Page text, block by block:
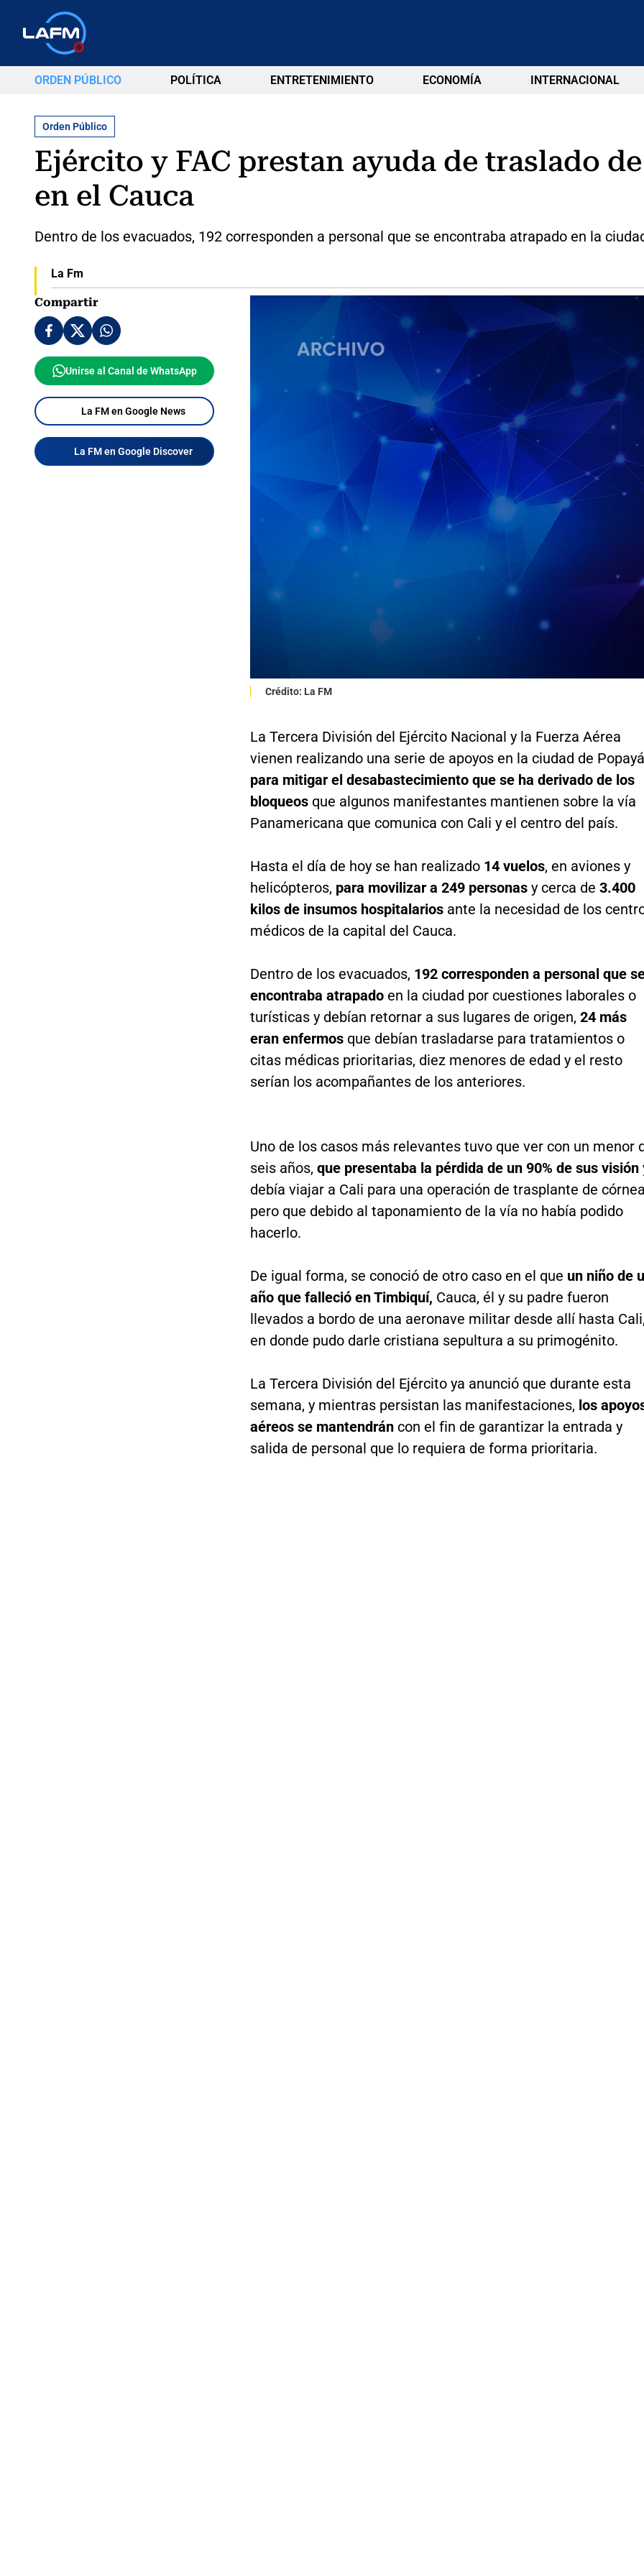
ORDEN PÚBLICO POLÍTICA ENTRETENIMIENTO ECONOMÍA INTERNACIONAL
Orden Público
Ejército y FAC prestan ayuda de traslado
en el Cauca
Dentro de los evacuados, 192 corresponden a personal que se encontraba atrapado en la
La Fm
Compartir
Unirse al Canal de WhatsApp
La FM en Google News
La FM en Google Discover
Crédito: La FM
La Tercera División del Ejército Nacional y la Fuerza Aérea
vienen realizando una serie de apoyos en la ciudad de
para mitigar el desabastecimiento que se ha derivado de los
bloqueosque algunos manifestantes mantienen sobre la vía
Panamericana que comunica con Cali y el centro del país.
Hasta el día de hoy se han realizado 14 vuelos, en aviones y
helicópteros, para movilizar a 249 personasy cerca de 3.400
kilos de insumos hospitalariosante la necesidad de los
médicos de la capital del Cauca.
Dentro de los evacuados, 192 corresponden a personal que
encontraba atrapado en la ciudad por cuestiones laborales o
turísticas y debían retornar a sus lugares de origen, 24 más
eran enfermos que debían trasladarse para tratamientos o
citas médicas prioritarias, diez menores de edad y el resto
serían los acompañantes de los anteriores.
Uno de los casos más relevantes tuvo que ver con un menor
seis años, que presentaba la pérdida de un 90% de sus visión
debía viajar a Cali para una operación de trasplante de
pero que debido al taponamiento de la vía no había podido
hacerlo.
De igual forma, se conoció de otro caso en el que un niño de
año que falleció en Timbiquí, Cauca, él y su padre fueron
llevados a bordo de una aeronave militar desde allí hasta
en donde pudo darle cristiana sepultura a su primogénito.
La Tercera División del Ejército ya anunció que durante esta
semana, y mientras persistan las manifestaciones, los
aéreos se mantendrán con el fin de garantizar la entrada y
salida de personal que lo requiera de forma prioritaria.